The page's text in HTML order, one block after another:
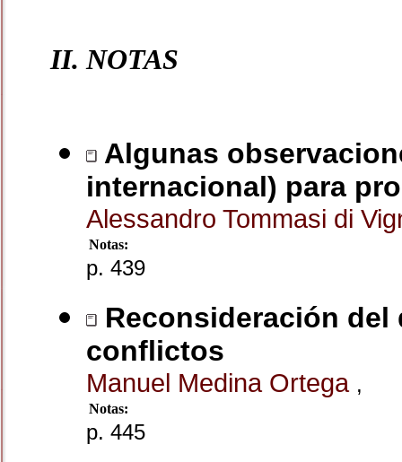
II. NOTAS
Algunas
internacional) para
Alessandro Tommasi di
Notas:
p. 439
Reconsideración del
conflictos
Manuel Medina Ortega ,
Notas:
p. 445